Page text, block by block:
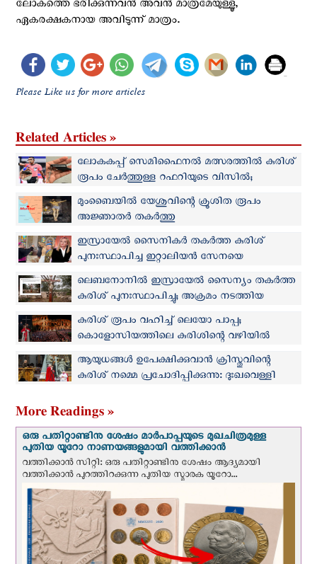
ലോകത്തെ ഭരിക്കുന്നവന്‍ അവന്‍ മാത്രമേയുള്ളൂ,
ഏകരക്ഷകനായ അവിടുന്ന് മാത്രം.
Please Like us for more articles
Related Articles »
ലോകകപ്പ് സെമിഫൈനൽ മത്സരത്തില്‍ കുരിശ്
രൂപം ചേര്‍ത്തുള്ള റഫറിയുടെ വിസില്‍;
ചിത്രങ്ങള്‍ വൈറല്‍
മുംബൈയില്‍ യേശുവിന്റെ ക്രൂശിത രൂപം
അജ്ഞാതര്‍ തകര്‍ത്തു
ഇസ്രായേല്‍ സൈനികര്‍ തകര്‍ത്ത കുരിശ്
പുനഃസ്ഥാപിച്ച ഇറ്റാലിയന്‍ സേനയെ
അഭിനന്ദിച്ച് പ്രധാനമന്ത്രി മെലോണി
ലെബനോനില്‍ ഇസ്രായേല്‍ സൈന്യം തകര്‍ത്ത
കുരിശ് പുനഃസ്ഥാപിച്ചു; അക്രമം നടത്തിയ
സൈനികര്‍ക്ക് തടവ്
കുരിശ് രൂപം വഹിച്ച് ലെയോ പാപ്പ;
കൊളോസിയത്തിലെ കുരിശിന്റെ വഴിയില്‍
പങ്കെടുത്ത് ആയിരങ്ങള്‍
ആയുധങ്ങൾ ഉപേക്ഷിക്കുവാൻ ക്രിസ്തുവിന്റെ
കുരിശ് നമ്മെ പ്രചോദിപ്പിക്കുന്നു: ദുഃഖവെള്ളി
More Readings »
ഒരു പതിറ്റാണ്ടിനു ശേഷം മാർപാപ്പയുടെ മുഖചിത്രമുള്ള
പുതിയ യൂറോ നാണയങ്ങളുമായി വത്തിക്കാന്‍
വത്തിക്കാന്‍ സിറ്റി: ഒരു പതിറ്റാണ്ടിനു ശേഷം ആദ്യമായി
വത്തിക്കാൻ പുറത്തിറക്കുന്ന പുതിയ സ്മാരക യൂറോ...